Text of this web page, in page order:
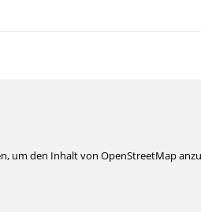
um den Inhalt von OpenStreetMap